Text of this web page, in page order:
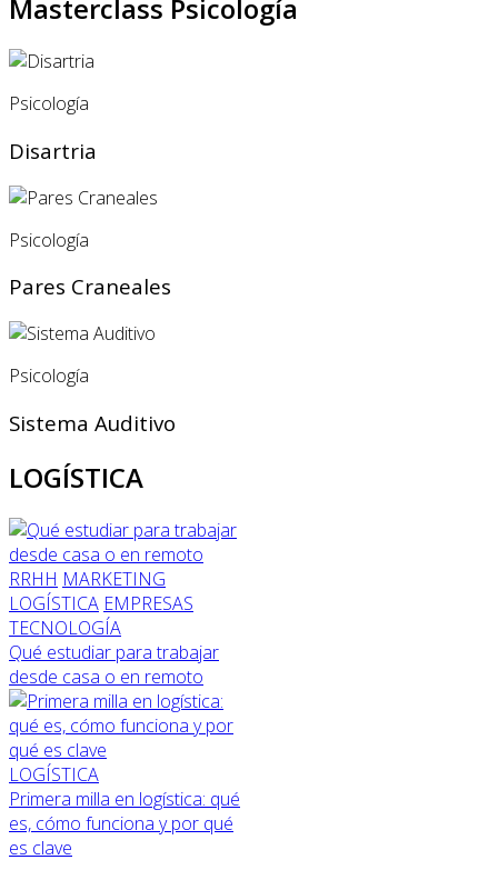
Masterclass Psicología
Psicología
Disartria
Psicología
Pares Craneales
Psicología
Sistema Auditivo
LOGÍSTICA
RRHH MARKETING
LOGÍSTICA EMPRESAS
TECNOLOGÍA
Qué estudiar para trabajar
desde casa o en remoto
LOGÍSTICA
Primera milla en logística: qué
es, cómo funciona y por qué
es clave